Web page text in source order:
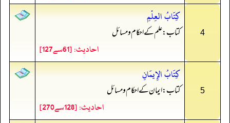
4
كِتَابُ العِلْمِ
کتاب: علم کے احکام و مسائل
احادیث: [61سے127]
5
كِتَابُ الإِيمَانِ
کتاب: ایمان کے احکام و مسائل
احادیث: [128سے270]